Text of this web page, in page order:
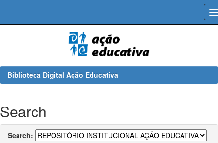
Biblioteca Digital Ação Educativa
Search
Search: